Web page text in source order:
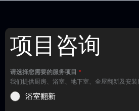
项目咨询
请选择您需要的服务项目 *
我们提供厨房、浴室、地下室、全屋翻新及安装
浴室翻新